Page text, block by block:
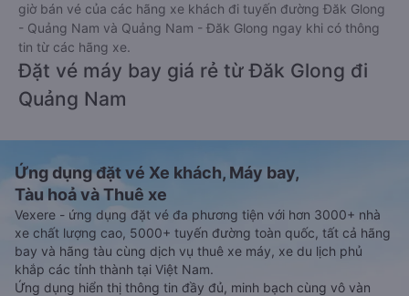
giờ bán vé của các hãng xe khách đi tuyến đường Đăk Glong
- Quảng Nam và Quảng Nam - Đăk Glong ngay khi có thông
tin từ các hãng xe.
Đặt vé máy bay giá rẻ từ Đăk Glong đi
Quảng Nam
Ứng dụng đặt vé Xe khách, Máy bay,
Tàu hoả và Thuê xe
Vexere - ứng dụng đặt vé đa phương tiện với hơn 3000+ nhà
xe chất lượng cao, 5000+ tuyến đường toàn quốc, tất cả hãng
bay và hãng tàu cùng dịch vụ thuê xe máy, xe du lịch phủ
khắp các tỉnh thành tại Việt Nam.
Ứng dụng hiển thị thông tin đầy đủ, minh bạch cùng vô vàn